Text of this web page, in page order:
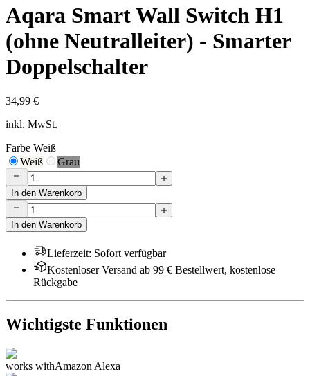
Aqara Smart Wall Switch H1
(ohne Neutralleiter) - Smarter
Doppelschalter
34,99 €
inkl. MwSt.
Farbe Weiß
Weiß
Grau
In den Warenkorb
In den Warenkorb
Lieferzeit: Sofort verfügbar
Kostenloser Versand ab 99 € Bestellwert, kostenlose
Rückgabe
Wichtigste Funktionen
works withAmazon Alexa